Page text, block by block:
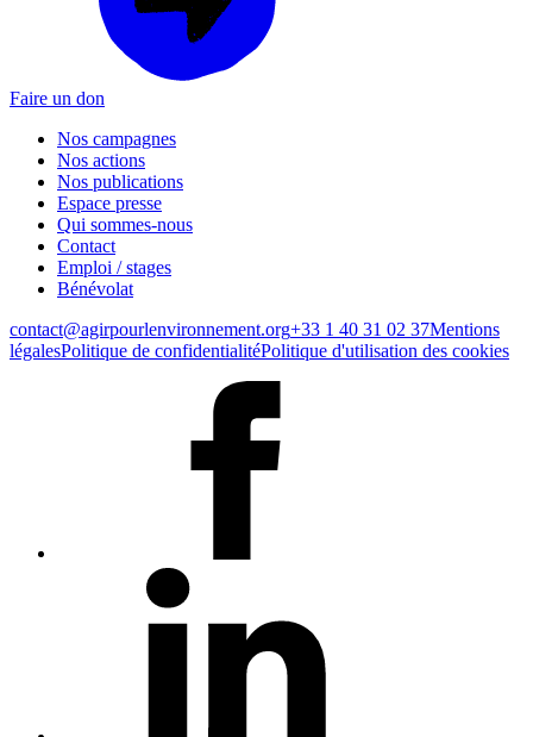
Faire un don
Nos campagnes
Nos actions
Nos publications
Espace presse
Qui sommes-nous
Contact
Emploi / stages
Bénévolat
contact@agirpourlenvironnement.org+33 1 40 31 02 37Mentions
légalesPolitique de confidentialitéPolitique d'utilisation des cookies